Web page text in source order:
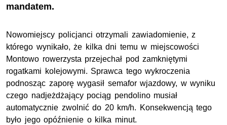
mandatem.
Nowomiejscy policjanci otrzymali zawiadomienie, z
którego wynikało, że kilka dni temu w miejscowości
Montowo rowerzysta przejechał pod zamkniętymi
rogatkami kolejowymi. Sprawca tego wykroczenia
podnosząc zaporę wygasił semafor wjazdowy, w wyniku
czego nadjeżdżający pociąg pendolino musiał
automatycznie zwolnić do 20 km/h. Konsekwencją tego
było jego opóźnienie o kilka minut.